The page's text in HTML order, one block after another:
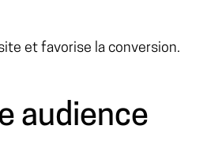
et favorise la conversion.
audience